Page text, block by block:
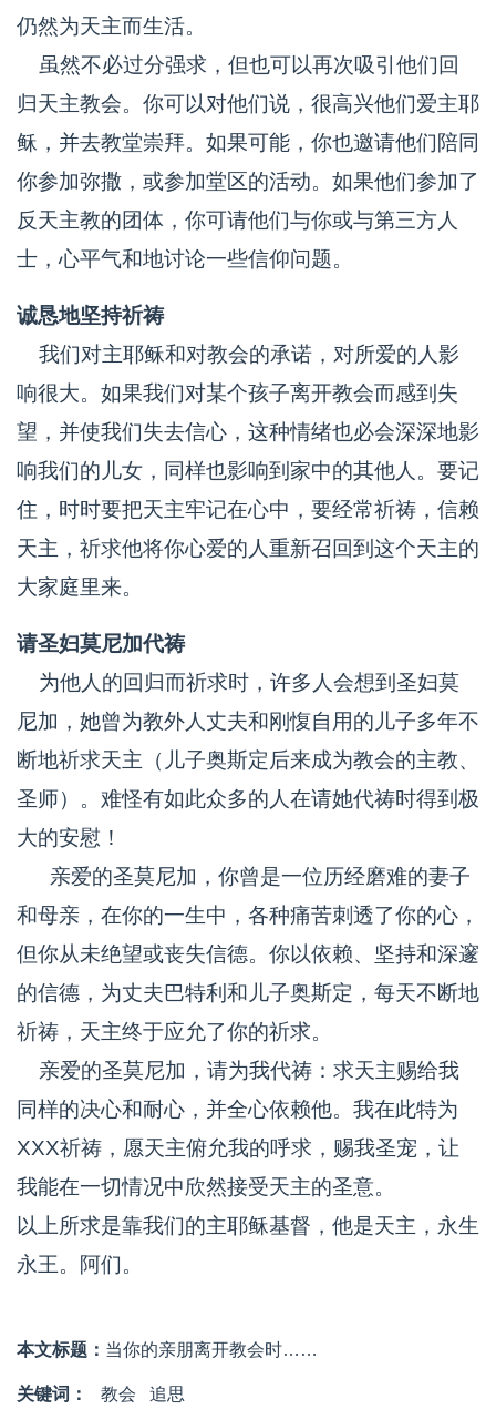
仍然为天主而生活。
虽然不必过分强求，但也可以再次吸引他们回
归天主教会。你可以对他们说，很高兴他们爱主耶
稣，并去教堂崇拜。如果可能，你也邀请他们陪同
你参加弥撒，或参加堂区的活动。如果他们参加了
反天主教的团体，你可请他们与你或与第三方人
士，心平气和地讨论一些信仰问题。
诚恳地坚持祈祷
我们对主耶稣和对教会的承诺，对所爱的人影
响很大。如果我们对某个孩子离开教会而感到失
望，并使我们失去信心，这种情绪也必会深深地影
响我们的儿女，同样也影响到家中的其他人。要记
住，时时要把天主牢记在心中，要经常祈祷，信赖
天主，祈求他将你心爱的人重新召回到这个天主的
大家庭里来。
请圣妇莫尼加代祷
为他人的回归而祈求时，许多人会想到圣妇莫
尼加，她曾为教外人丈夫和刚愎自用的儿子多年不
断地祈求天主（儿子奥斯定后来成为教会的主教、
圣师）。难怪有如此众多的人在请她代祷时得到极
大的安慰！
亲爱的圣莫尼加，你曾是一位历经磨难的妻子
和母亲，在你的一生中，各种痛苦刺透了你的心，
但你从未绝望或丧失信德。你以依赖、坚持和深邃
的信德，为丈夫巴特利和儿子奥斯定，每天不断地
祈祷，天主终于应允了你的祈求。
亲爱的圣莫尼加，请为我代祷：求天主赐给我
同样的决心和耐心，并全心依赖他。我在此特为
XXX祈祷，愿天主俯允我的呼求，赐我圣宠，让
我能在一切情况中欣然接受天主的圣意。
以上所求是靠我们的主耶稣基督，他是天主，永生
永王。阿们。
本文标题： 当你的亲朋离开教会时……
关键词： 教会 追思